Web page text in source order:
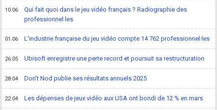
10.06
Qui fait quoi dans le jeu vidéo français ? Radiographie des
professionnel·les
01.06 L'industrie française du jeu vidéo compte 14 762 professionnel·les
26.05 Ubisoft enregistre une perte record et poursuit sa restructuration
28.04 Don't Nod publie ses résultats annuels 2025
22.04 Les dépenses de jeux vidéo aux USA ont bondi de 12 % en mars